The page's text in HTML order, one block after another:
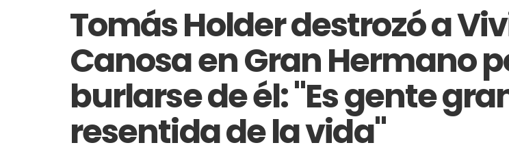
Tomás Holder destrozó a
Canosa en Gran Hermano
burlarse de él: "Es gente
resentida de la vida"